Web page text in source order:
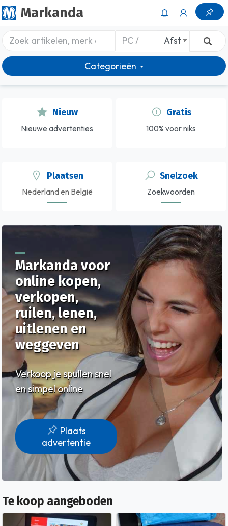
Markanda
Categorieën
Nieuw
Nieuwe advertenties
Gratis
100% voor niks
Plaatsen
Nederland en België
Snelzoek
Zoekwoorden
Markanda voor
online kopen,
verkopen,
ruilen, lenen,
uitlenen en
weggeven
Verkoop je spullen snel
en simpel online
Plaats
advertentie
Te koop aangeboden